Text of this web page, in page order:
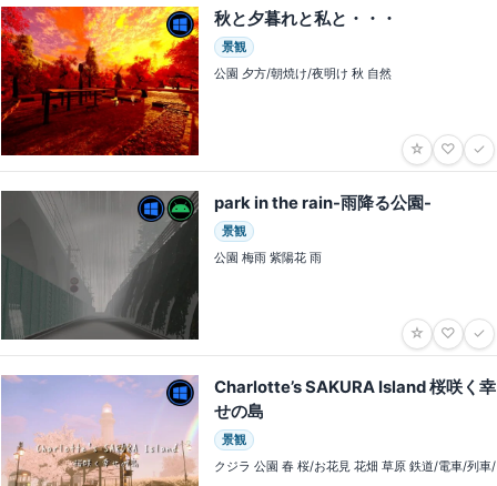
秋と夕暮れと私と・・・
景観
公園 夕方/朝焼け/夜明け 秋 自然
☆ ♡ ✓
park in the rain-雨降る公園-
景観
公園 梅雨 紫陽花 雨
☆ ♡ ✓
Charlotte’s SAKURA Island 桜咲く幸
せの島
景観
クジラ 公園 春 桜/お花見 花畑 草原 鉄道/電車/列車/